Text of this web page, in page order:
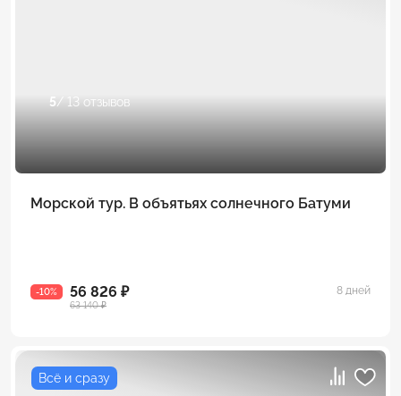
5/ 13 отзывов
Морской тур. В объятьях солнечного Батуми
-10% 56 826 ₽
63 140 ₽
8 дней
Всё и сразу